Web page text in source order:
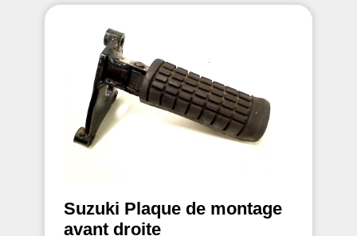
Suzuki Plaque de montage
avant droite